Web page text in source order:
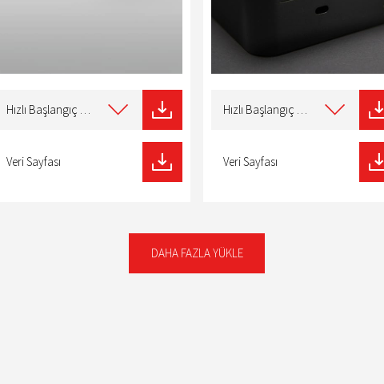
type Hızlı Başlangıç Kılavuzu
Veri Sayfası
type Hızlı Başlangıç Kılavuzu
Veri Sayfası
DAHA FAZLA YÜKLE